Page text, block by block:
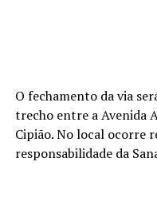
O fechamento da via
trecho entre a Avenida
Cipião. No local ocorre
responsabilidade da